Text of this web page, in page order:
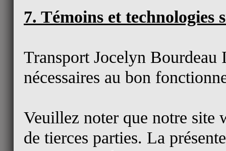
7. Témoins et technologies
Transport Jocelyn
nécessaires au bon
Veuillez noter que notre site
de tierces parties. La